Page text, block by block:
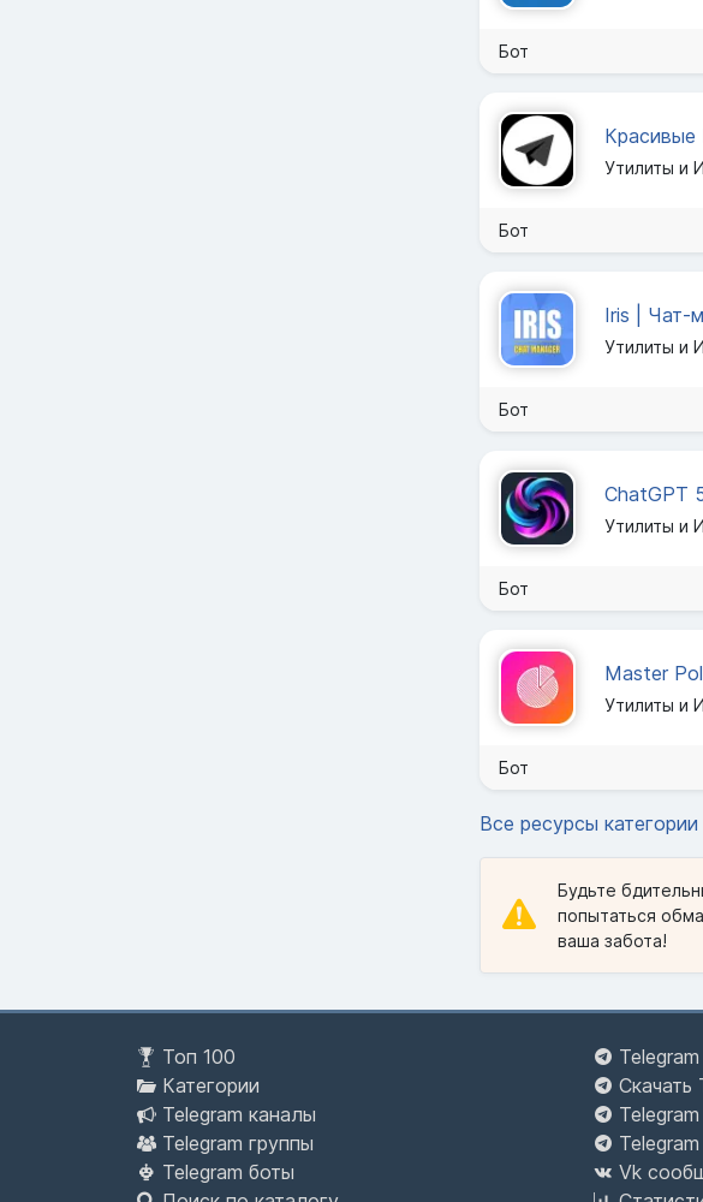
Бот
Утилиты и
Бот
Iris | Чат-
Утилиты и
Бот
ChatGPT
Утилиты и
Бот
Master
Утилиты и
Бот
Все ресурсы
Будьте
попытаться
ваша забота!
Топ 100
Категории
Telegram каналы
Telegram группы
Telegram боты
Telegram
Скачать
Vk